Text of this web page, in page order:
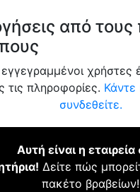
από
χρήστες
τις πληροφορίες. Κάντε
συνδεθείτε.
Αυτή είναι η εταιρεία
Δείτε πώς
πακέτο βραβείων!